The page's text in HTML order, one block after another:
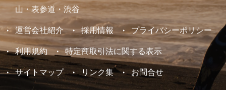
山・表参道・渋谷
運営会社紹介 採用情報 プライバシーポリシー
利用規約 特定商取引法に関する表示
サイトマップ リンク集 お問合せ